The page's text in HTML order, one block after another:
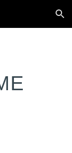
Skip to navigation